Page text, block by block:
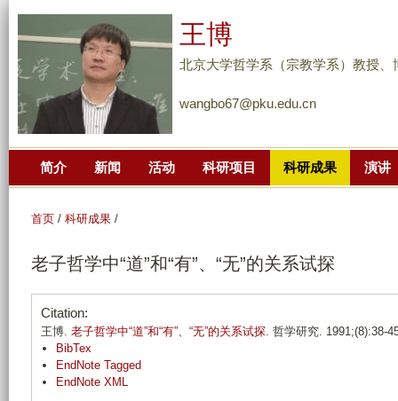
到
主
要
王博
北京大学哲学系（宗教学系）教授、
wangbo67@pku.edu.cn
简介 新闻 活动 科研项目 科研成果 演讲
首页 / 科研成果 /
老子哲学中“道”和“有”、“无”的关系试探
Citation:
王博. 老子哲学中“道”和“有”、“无”的关系试探. 哲学研究. 1991;(8):38-
BibTex
EndNote Tagged
EndNote XML